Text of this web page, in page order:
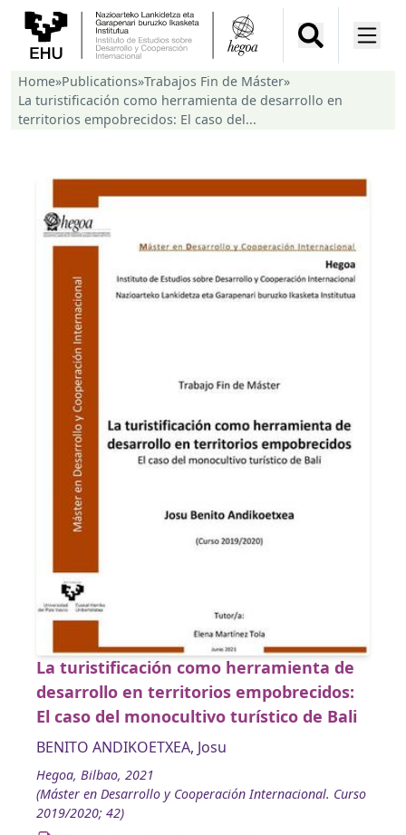
Home»Publications»Trabajos Fin de Máster»
La turistificación como herramienta de desarrollo en
territorios empobrecidos: El caso del...
La turistificación como herramienta de
desarrollo en territorios empobrecidos:
El caso del monocultivo turístico de Bali
BENITO ANDIKOETXEA, Josu
Hegoa, Bilbao, 2021
(Máster en Desarrollo y Cooperación Internacional. Curso
2019/2020; 42)